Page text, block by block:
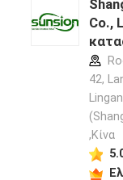
Co.,
42,
,Κίνα